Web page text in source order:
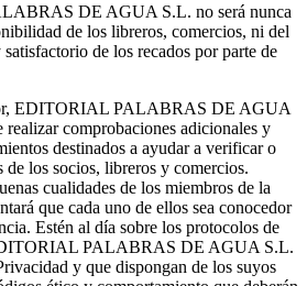
DE AGUA S.L. no será nunca
de los libreros, comercios, ni del
de los recados por parte de
EDITORIAL PALABRAS DE AGUA
realizar comprobaciones adicionales y
destinados a ayudar a verificar o
de los socios, libreros y comercios.
cualidades de los miembros de la
que cada uno de ellos sea conocedor
Estén al día sobre los protocolos de
PALABRAS DE AGUA S.L.
y que dispongan de los suyos